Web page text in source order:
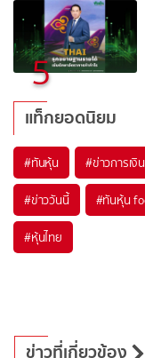
5
แท็กยอดนิยม
#ทันหุ้น #ข่าวการเงิน
#ข่าววันนี้ #ทันหุ้น
#หุ้นไทย
ข่าวที่เกี่ยวข้อง